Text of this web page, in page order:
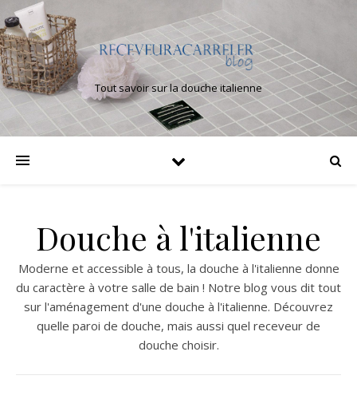
Tout savoir sur la douche italienne
Douche à l'italienne
Moderne et accessible à tous, la douche à l'italienne donne
du caractère à votre salle de bain ! Notre blog vous dit tout
sur l'aménagement d'une douche à l'italienne. Découvrez
quelle paroi de douche, mais aussi quel receveur de
douche choisir.